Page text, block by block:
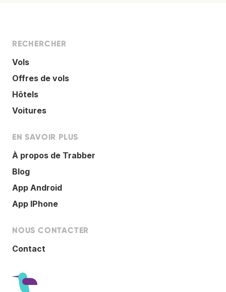
RECHERCHER
Vols
Offres de vols
Hôtels
Voitures
EN SAVOIR PLUS
À propos de Trabber
Blog
App Android
App IPhone
NOUS CONTACTER
Contact